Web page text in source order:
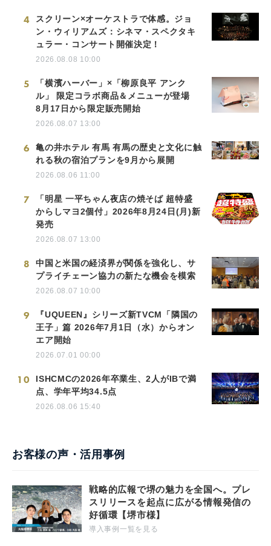
4
スクリーン×オーケストラで体感。ジョ
ン・ウィリアムズ：シネマ・スペクタキ
ュラー・コンサート開催決定！
2026.08.08 10:00
5
「横濱ハーバー」×「柳原良平 アンク
ル」 限定コラボ商品＆メニューが登場
8月17日から限定販売開始
2026.08.07 13:00
6
亀の井ホテル 有馬 有馬の歴史と文化に触
れる秋の宿泊プランを9月から展開
2026.08.06 11:00
7
「明星 一平ちゃん夜店の焼そば 超特盛
からしマヨ2個付」2026年8月24日(月)新
発売
2026.08.07 13:00
8
中国と米国の経済界が関係を強化し、サ
プライチェーン協力の新たな機会を模索
2026.08.07 10:00
9
『UQUEEN』シリーズ新TVCM「隣国の
王子」篇 2026年7月1日（水）からオン
エア開始
2026.07.01 00:00
10
ISHCMCの2026年卒業生、2人がIBで満
点、学年平均34.5点
2026.08.06 15:40
お客様の声・活用事例
戦略的広報で堺の魅力を全国へ。プレ
スリリースを起点に広がる情報発信の
好循環【堺市様】
導入事例一覧を見る